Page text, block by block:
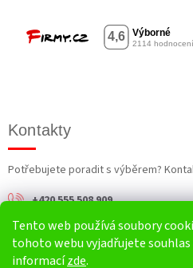
Tento web používá soubory
tohoto webu vyjadřujete souhlas
informacízde.
Kontakty
Potřebujete poradit s výběrem?
+420 555 508 909
info@harv.cz